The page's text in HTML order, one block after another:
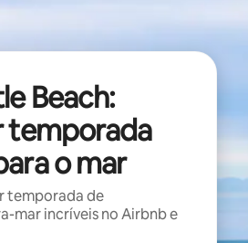
Beach:
temporada
o mar
temporada de
mar incríveis no Airbnb e